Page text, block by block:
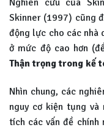
Skinner (1997) cũng
động lực cho các nhà
ở mức độ cao hơn
Thận trọng trong kế
Nhìn chung, các
nguy cơ kiện tụng
tích các vấn đề chính